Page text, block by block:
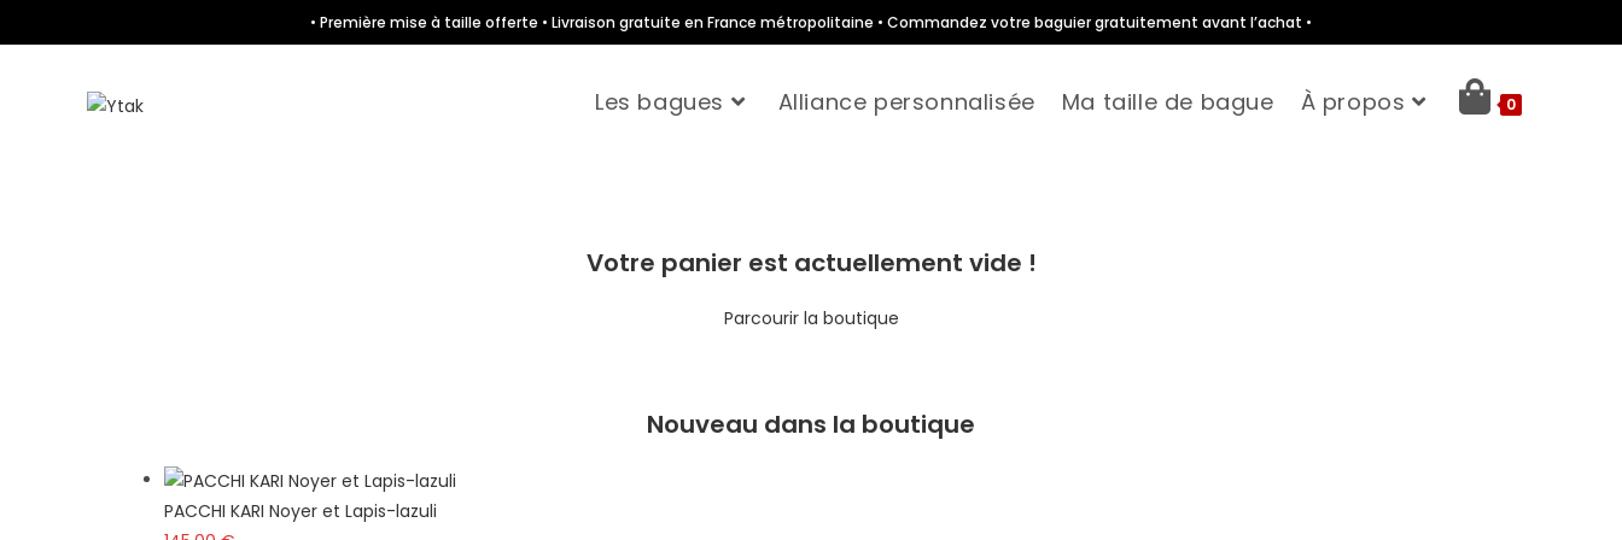
• Première mise à taille offerte • Livraison gratuite en France métropolitaine • Commandez votre baguier gratuitement avant l’achat •
Les bagues Alliance personnalisée Ma taille de bague À propos 0
Votre panier est actuellement vide !
Parcourir la boutique
Nouveau dans la boutique
PACCHI KARI Noyer et Lapis-lazuli